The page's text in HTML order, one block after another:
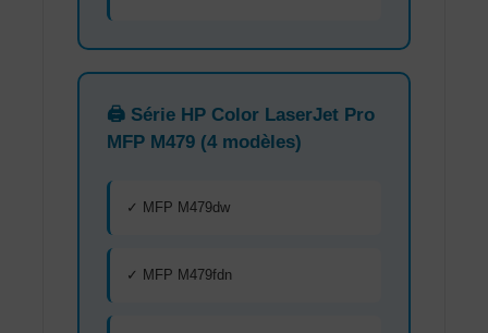
🖨️ Série HP Color LaserJet Pro
MFP M479 (4 modèles)
✓ MFP M479dw
✓ MFP M479fdn